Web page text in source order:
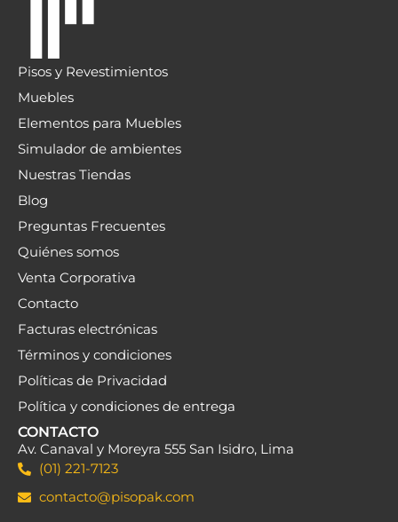
CIELO RASO DECORATIVO PISOPAK CASTAÑO
ENTABLADO 290X25CM 8 MM
PISOPAK
A PEDIDO